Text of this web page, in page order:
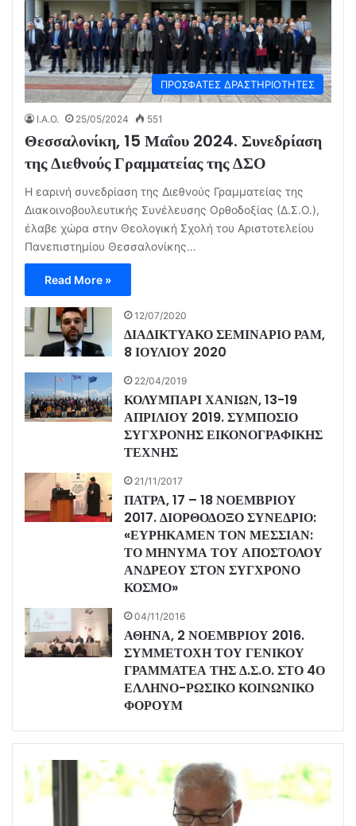
ΠΡΟΣΦΑΤΕΣ ΔΡΑΣΤΗΡΙΟΤΗΤΕΣ
I.A.O. 25/05/2024 551
Θεσσαλονίκη, 15 Μαΐου 2024. Συνεδρίαση
της Διεθνούς Γραμματείας της ΔΣΟ
Η εαρινή συνεδρίαση της Διεθνούς Γραμματείας της
Διακοινοβουλευτικής Συνέλευσης Ορθοδοξίας (Δ.Σ.Ο.),
έλαβε χώρα στην Θεολογική Σχολή του Αριστοτελείου
Πανεπιστημίου Θεσσαλονίκης…
Read More »
12/07/2020
ΔΙΑΔΙΚΤΥΑΚΟ ΣΕΜΙΝΑΡΙΟ ΡΑΜ,
8 ΙΟΥΛΙΟΥ 2020
22/04/2019
ΚΟΛΥΜΠΑΡΙ ΧΑΝΙΩΝ, 13-19
ΑΠΡΙΛΙΟΥ 2019. ΣΥΜΠΟΣΙΟ
ΣΥΓΧΡΟΝΗΣ ΕΙΚΟΝΟΓΡΑΦΙΚΗΣ
ΤΕΧΝΗΣ
21/11/2017
ΠΑΤΡΑ, 17 – 18 ΝΟΕΜΒΡΙΟΥ
2017. ΔΙΟΡΘΟΔΟΞΟ ΣΥΝΕΔΡΙΟ:
«ΕΥΡΗΚΑΜΕΝ ΤΟΝ ΜΕΣΣΙΑΝ:
ΤΟ ΜΗΝΥΜΑ ΤΟΥ ΑΠΟΣΤΟΛΟΥ
ΑΝΔΡΕΟΥ ΣΤΟΝ ΣΥΓΧΡΟΝΟ
ΚΟΣΜΟ»
04/11/2016
ΑΘΗΝΑ, 2 ΝΟΕΜΒΡΙΟΥ 2016.
ΣΥΜΜΕΤΟΧΗ ΤΟΥ ΓΕΝΙΚΟΥ
ΓΡΑΜΜΑΤΕΑ ΤΗΣ Δ.Σ.Ο. ΣΤΟ 4Ο
ΕΛΛΗΝΟ-ΡΩΣΙΚΟ ΚΟΙΝΩΝΙΚΟ
ΦΟΡΟΥΜ